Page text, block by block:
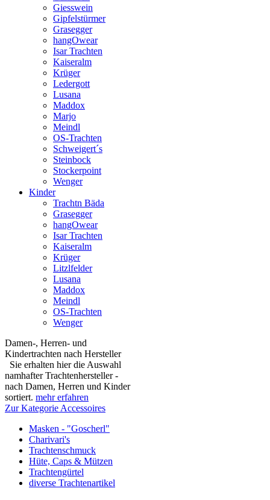
Giesswein
Gipfelstürmer
Grasegger
hangOwear
Isar Trachten
Kaiseralm
Krüger
Ledergott
Lusana
Maddox
Marjo
Meindl
OS-Trachten
Schweigert´s
Steinbock
Stockerpoint
Wenger
Kinder
Trachtn Bäda
Grasegger
hangOwear
Isar Trachten
Kaiseralm
Krüger
Litzlfelder
Lusana
Maddox
Meindl
OS-Trachten
Wenger
Damen-, Herren- und
Kindertrachten nach Hersteller
Sie erhalten hier die Auswahl
namhafter Trachtenhersteller -
nach Damen, Herren und Kinder
sortiert. mehr erfahren
Zur Kategorie Accessoires
Masken - "Goscherl"
Charivari's
Trachtenschmuck
Hüte, Caps & Mützen
Trachtengürtel
diverse Trachtenartikel